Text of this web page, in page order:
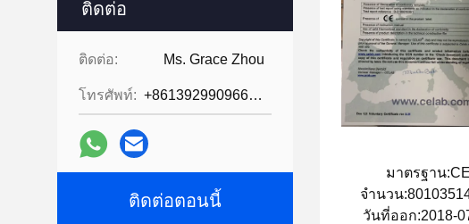
ติดต่อ
ติดต่อ: Ms. Grace Zhou
โทรศัพท์: +8613929909663--13690711186
ติดต่อตอนนี้
มาตรฐาน:CE
จํานวน
วันที่ออก:2018-